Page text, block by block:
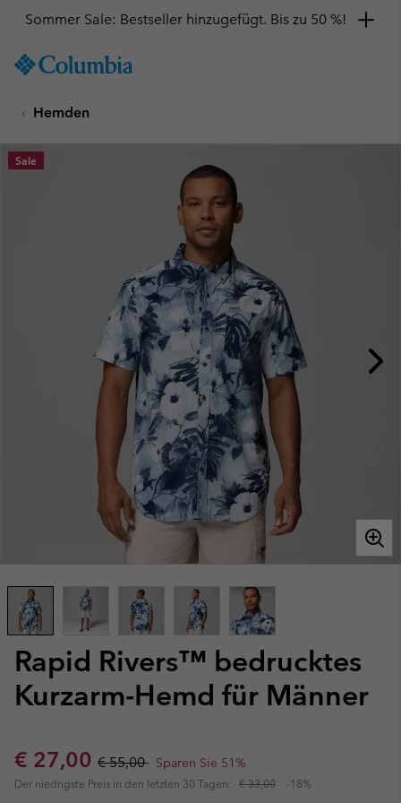
TO
SKIP
MAIN
NAV
Sommer Sale: Bestseller hinzugefügt. Bis zu 50 %!
Hemden
Rapid Rivers™ bedrucktes
Kurzarm-Hemd für Männer
Sale price:
€ 27,00 Regular price:
€ 55,00 Sparen Sie 51%
Der niedrigste Preis in den letzten 30 Tagen: € 33,00 -18%
Sale